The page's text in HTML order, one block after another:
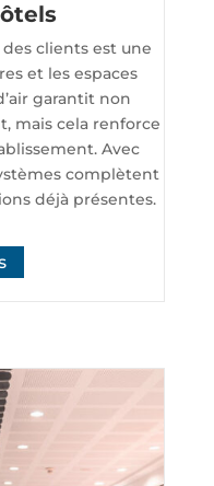
clients est une
et les espaces
garantit non
mais cela renforce
Avec
complètent
déjà présentes.